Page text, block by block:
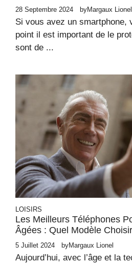
28 Septembre 2024 byMargaux Lionel
Si vous avez un smartphone,
point il est important de le
sont de ...
LOISIRS
Les Meilleurs Téléphones
Âgées : Quel Modèle
5 Juillet 2024 byMargaux Lionel
Aujourd’hui, avec l’âge et la